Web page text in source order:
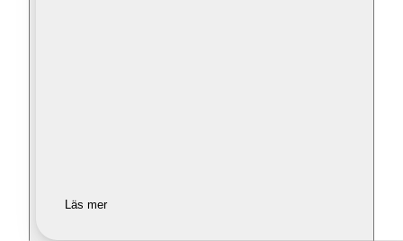
Läs mer